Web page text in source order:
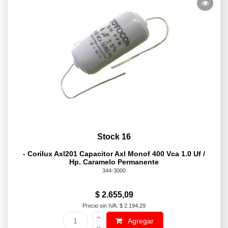
Stock 16
- Corilux Axl201 Capacitor Axl Monof 400 Vca 1.0 Uf /
Hp. Caramelo Permanente
344-3000
$ 2.655,09
Precio sin IVA: $ 2.194,29
Agregar